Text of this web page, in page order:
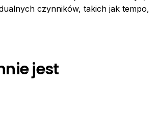
czynników, takich jak tempo,
jest